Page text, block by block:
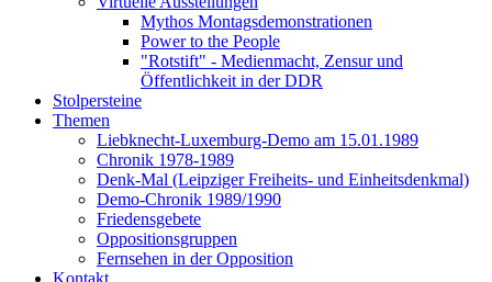
Mythos Montagsdemonstrationen
Power to the People
"Rotstift" - Medienmacht, Zensur und
Öffentlichkeit in der DDR
Stolpersteine
Themen
Liebknecht-Luxemburg-Demo am 15.01.1989
Chronik 1978-1989
Denk-Mal (Leipziger Freiheits- und Einheitsdenkmal)
Demo-Chronik 1989/1990
Friedensgebete
Oppositionsgruppen
Fernsehen in der Opposition
Kontakt